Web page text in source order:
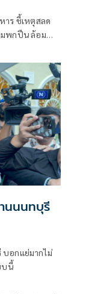
ร ชี้เหตุสลด
พกปืน ล้อม
นนนทบุรี
บอกแย่มากไม่
บนี้